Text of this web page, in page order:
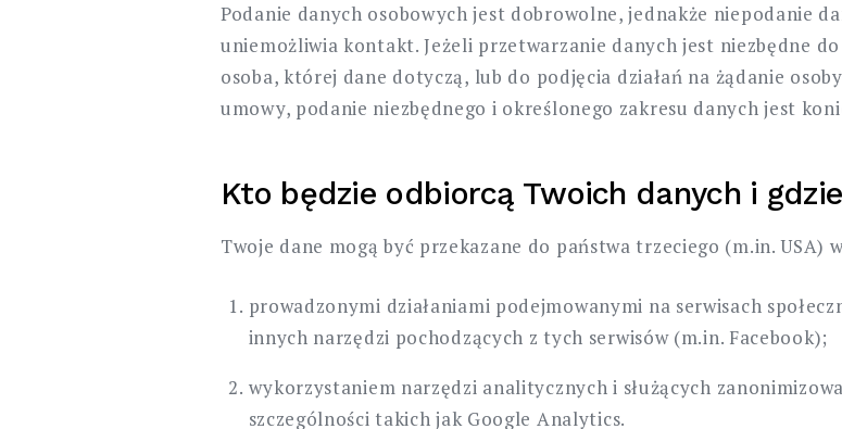
Podanie danych osobowych jest dobrowolne, jednakże niepodanie
uniemożliwia kontakt. Jeżeli przetwarzanie danych jest niezbędne
osoba, której dane dotyczą, lub do podjęcia działań na żądanie
umowy, podanie niezbędnego i określonego zakresu danych jest
Kto będzie odbiorcą Twoich danych i
Twoje dane mogą być przekazane do państwa trzeciego (m.in. USA)
prowadzonymi działaniami podejmowanymi na serwisach
innych narzędzi pochodzących z tych serwisów (m.in. Facebook);
wykorzystaniem narzędzi analitycznych i służących
szczególności takich jak Google Analytics.